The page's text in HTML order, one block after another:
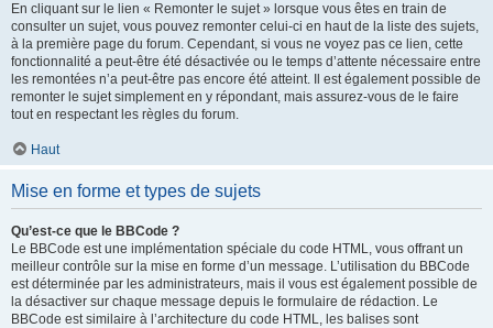
En cliquant sur le lien « Remonter le sujet » lorsque vous êtes en train de
consulter un sujet, vous pouvez remonter celui-ci en haut de la liste des sujets,
à la première page du forum. Cependant, si vous ne voyez pas ce lien, cette
fonctionnalité a peut-être été désactivée ou le temps d’attente nécessaire entre
les remontées n’a peut-être pas encore été atteint. Il est également possible de
remonter le sujet simplement en y répondant, mais assurez-vous de le faire
tout en respectant les règles du forum.
Haut
Mise en forme et types de sujets
Qu’est-ce que le BBCode ?
Le BBCode est une implémentation spéciale du code HTML, vous offrant un
meilleur contrôle sur la mise en forme d’un message. L’utilisation du BBCode
est déterminée par les administrateurs, mais il vous est également possible de
la désactiver sur chaque message depuis le formulaire de rédaction. Le
BBCode est similaire à l’architecture du code HTML, les balises sont